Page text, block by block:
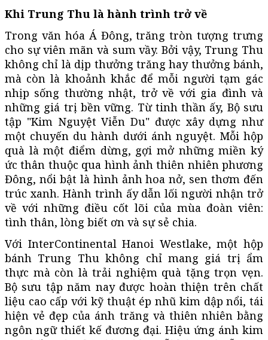
Khi Trung Thu là hành trình trở về
Trong văn hóa Á Đông, trăng tròn tượng trưng
cho sự viên mãn và sum vầy. Bởi vậy, Trung Thu
không chỉ là dịp thưởng trăng hay thưởng bánh,
mà còn là khoảnh khắc để mỗi người tạm gác
nhịp sống thường nhật, trở về với gia đình và
những giá trị bền vững. Từ tinh thần ấy, Bộ sưu
tập "Kim Nguyệt Viễn Du" được xây dựng như
một chuyến du hành dưới ánh nguyệt. Mỗi hộp
quà là một điểm dừng, gợi mở những miền ký
ức thân thuộc qua hình ảnh thiên nhiên phương
Đông, nổi bật là hình ảnh hoa nở, sen thơm đến
trúc xanh. Hành trình ấy dẫn lối người nhận trở
về với những điều cốt lõi của mùa đoàn viên:
tình thân, lòng biết ơn và sự sẻ chia.
Với InterContinental Hanoi Westlake, một hộp
bánh Trung Thu không chỉ mang giá trị ẩm
thực mà còn là trải nghiệm quà tặng trọn vẹn.
Bộ sưu tập năm nay được hoàn thiện trên chất
liệu cao cấp với kỹ thuật ép nhũ kim dập nổi, tái
hiện vẻ đẹp của ánh trăng và thiên nhiên bằng
ngôn ngữ thiết kế đương đại. Hiệu ứng ánh kim